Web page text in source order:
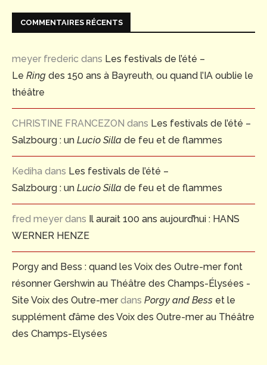
COMMENTAIRES RÉCENTS
meyer frederic dans Les festivals de l’été –
Le Ring des 150 ans à Bayreuth, ou quand l’IA oublie le
théâtre
CHRISTINE FRANCEZON dans Les festivals de l’été –
Salzbourg : un Lucio Silla de feu et de flammes
Kediha dans Les festivals de l’été –
Salzbourg : un Lucio Silla de feu et de flammes
fred meyer dans Il aurait 100 ans aujourd’hui : HANS
WERNER HENZE
Porgy and Bess : quand les Voix des Outre-mer font
résonner Gershwin au Théâtre des Champs-Élysées -
Site Voix des Outre-merdans Porgy and Bess et le
supplément d’âme des Voix des Outre-mer au Théâtre
des Champs-Elysées